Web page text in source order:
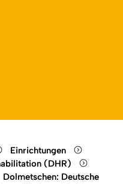
Einrichtungen
(DHR)
Dolmetschen: Deutsche